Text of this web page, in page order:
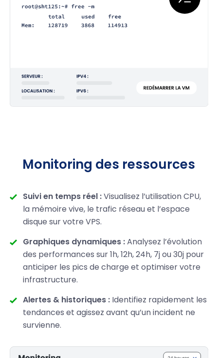
Monitoring des ressources
Suivi en temps réel :Visualisez l’utilisation CPU,
la mémoire vive, le trafic réseau et l’espace
disque sur votre VPS.
Graphiques dynamiques :Analysez l’évolution
des performances sur 1h, 12h, 24h, 7j ou 30j pour
anticiper les pics de charge et optimiser votre
infrastructure.
Alertes & historiques : Identifiez rapidement les
tendances et agissez avant qu’un incident ne
survienne.